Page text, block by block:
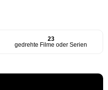
23
gedrehte Filme oder Serien